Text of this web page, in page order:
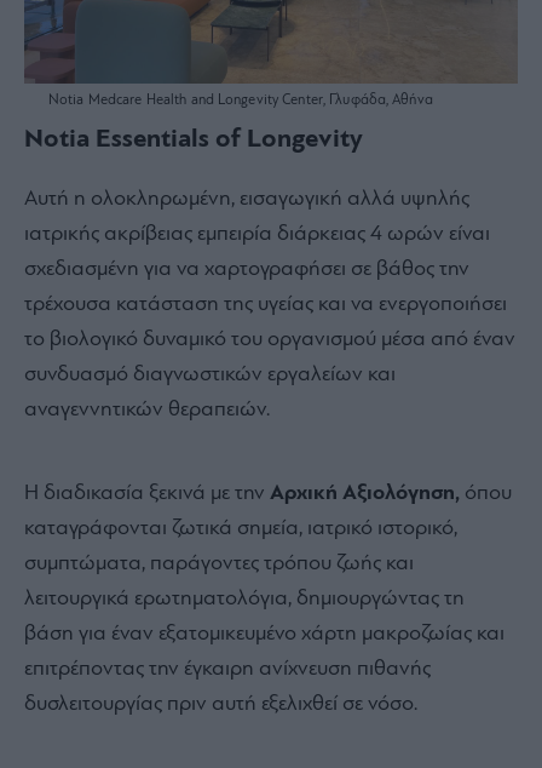
Notia Medcare Ηealth and Longevity Center, Γλυφάδα, Αθήνα
Notia Essentials of Longevity
Αυτή η ολοκληρωμένη, εισαγωγική αλλά υψηλής
ιατρικής ακρίβειας εμπειρία διάρκειας 4 ωρών είναι
σχεδιασμένη για να χαρτογραφήσει σε βάθος την
τρέχουσα κατάσταση της υγείας και να ενεργοποιήσει
το βιολογικό δυναμικό του οργανισμού μέσα από έναν
συνδυασμό διαγνωστικών εργαλείων και
αναγεννητικών θεραπειών.
Η διαδικασία ξεκινά με την Αρχική Αξιολόγηση, όπου
καταγράφονται ζωτικά σημεία, ιατρικό ιστορικό,
συμπτώματα, παράγοντες τρόπου ζωής και
λειτουργικά ερωτηματολόγια, δημιουργώντας τη
βάση για έναν εξατομικευμένο χάρτη μακροζωίας και
επιτρέποντας την έγκαιρη ανίχνευση πιθανής
δυσλειτουργίας πριν αυτή εξελιχθεί σε νόσο.